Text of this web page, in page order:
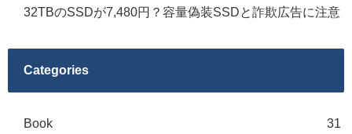
32TBのSSDが7,480円？容量偽装SSDと詐欺広告に注意
Categories
Book 31